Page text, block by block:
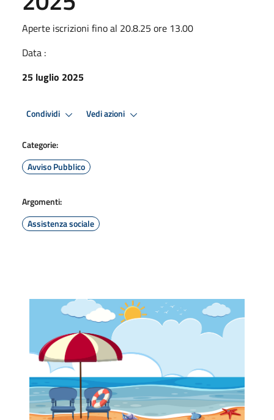
Aperte iscrizioni fino al 20.8.25 ore 13.00
Data :
25 luglio 2025
Condividi Vedi azioni
Categorie:
Avviso Pubblico
Argomenti:
Assistenza sociale